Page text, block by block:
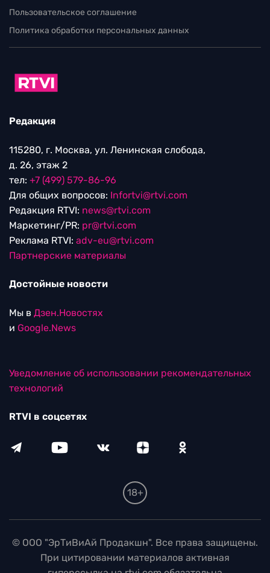
Пользовательское соглашение
Политика обработки персональных данных
Редакция
115280, г. Москва, ул. Ленинская слобода,
д. 26, этаж 2
тел: +7 (499) 579-86-96
Для общих вопросов: Infortvi@rtvi.com
Редакция RTVI: news@rtvi.com
Маркетинг/PR: pr@rtvi.com
Реклама RTVI: adv-eu@rtvi.com
Партнерские материалы
Достойные новости
Мы в Дзен.Новостях
и Google.News
Уведомление об использовании рекомендательных
технологий
RTVI в соцсетях
18+
© ООО "ЭрТиВиАй Продакшн". Все права защищены.
При цитировании материалов активная